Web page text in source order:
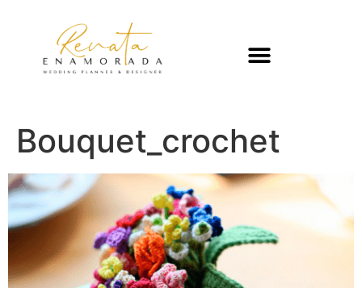
Bouquet_crochet